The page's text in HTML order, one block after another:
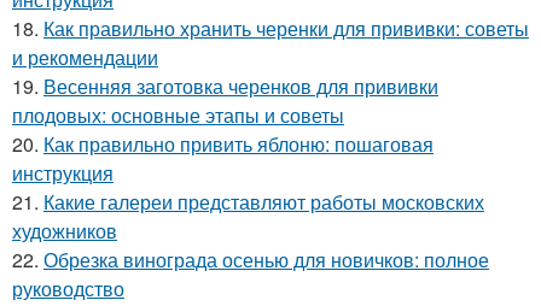
18. Как правильно хранить черенки для прививки: советы
и рекомендации
19. Весенняя заготовка черенков для прививки
плодовых: основные этапы и советы
20. Как правильно привить яблоню: пошаговая
инструкция
21. Какие галереи представляют работы московских
художников
22. Обрезка винограда осенью для новичков: полное
руководство